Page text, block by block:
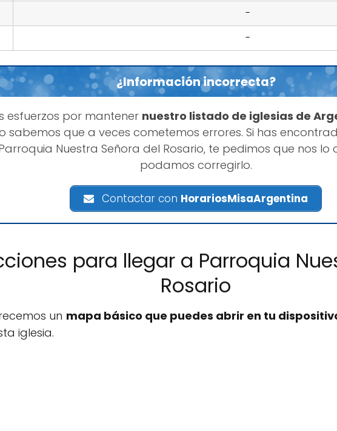
-
-
¿Información incorrecta?
esfuerzos por mantener nuestro listado de iglesias de
sabemos que a veces cometemos errores. Si has
Nuestra Señora del Rosario, te pedimos que nos
podamos corregirlo.
Contactar con HorariosMisaArgentina
para llegar a Parroquia
Rosario
un mapa básico que puedes abrir en tu
iglesia.